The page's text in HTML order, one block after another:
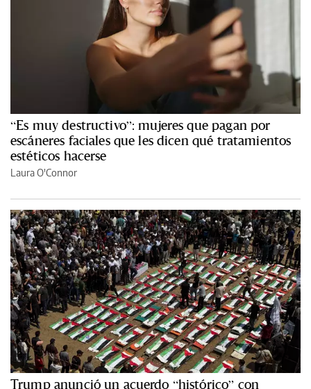
“Es muy destructivo”: mujeres que pagan por
escáneres faciales que les dicen qué tratamientos
estéticos hacerse
Laura O'Connor
Trump anunció un acuerdo “histórico” con